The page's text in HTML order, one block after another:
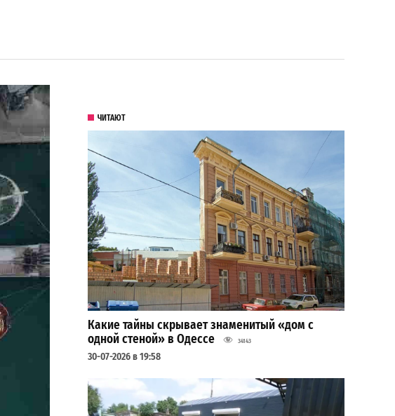
ЧИТАЮТ
Какие тайны скрывает знаменитый «дом с
одной стеной» в Одессе
34143
30-07-2026 в 19:58